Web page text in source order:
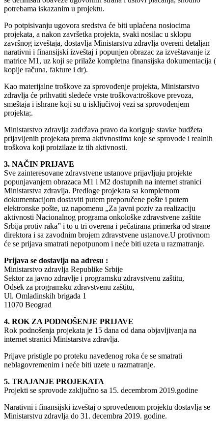
potrebama iskazanim u projektu.
Po potpisivanju ugovora sredstva će biti uplaćena nosiocima
projekata, a nakon završetka projekta, svaki nosilac u sklopu
završnog izveštaja, dostavlja Ministarstvu zdravlja overeni detaljan
narativni i finansijski izveštaj i popunjen obrazac za izveštavanje iz
matrice M1, uz koji se prilaže kompletna finansijska dokumentacija (
kopije računa, fakture i dr).
Kao materijalne troškove za sprovođenje projekta, Ministarstvo
zdravlja će prihvatiti sledeće vrste troškova:troškove prevoza,
smeštaja i ishrane koji su u isključivoj vezi sa sprovođenjem
projekta;.
Ministarstvo zdravlja zadržava pravo da koriguje stavke budžeta
prijavljenih projekata prema aktivnostima koje se sprovode i realnih
troškova koji proizilaze iz tih aktivnosti.
3. NAČIN PRIJAVE
Sve zainteresovane zdravstvene ustanove prijavljuju projekte
popunjavanjem obrazaca M1 i M2 dostupnih na internet stranici
Ministarstva zdravlja. Predloge projekata sa kompletnom
dokumentacijom dostaviti putem preporučene pošte i putem
elektronske pošte, uz napomenu „Za javni poziv za realizaciju
aktivnosti Nacionalnog programa onkološke zdravstvene zaštite
Srbija protiv raka” i to u tri overena i pečatirana primerka od strane
direktora i sa zavodnim brojem zdravstvene ustanove.U protivnom
će se prijava smatrati nepotpunom i neće biti uzeta u razmatranje.
Prijava se dostavlja na adresu :
Ministarstvo zdravlja Republike Srbije
Sektor za javno zdravlje i programsku zdravstvenu zaštitu,
Odsek za programsku zdravstvenu zaštitu,
Ul. Omladinskih brigada 1
11070 Beograd
4. ROK ZA PODNOŠENJE PRIJAVE
Rok podnošenja projekata je 15 dana od dana objavljivanja na
internet stranici Ministarstva zdravlja.
Prijave pristigle po proteku navedenog roka će se smatrati
neblagovremenim i neće biti uzete u razmatranje.
5. TRAJANJE PROJEKATA
Projekti se sprovode zaključno sa 15. decembrom 2019.godine
Narativni i finansijski izveštaj o sprovedenom projektu dostavlja se
Ministarstvu zdravlja do 31. decembra 2019. godine.